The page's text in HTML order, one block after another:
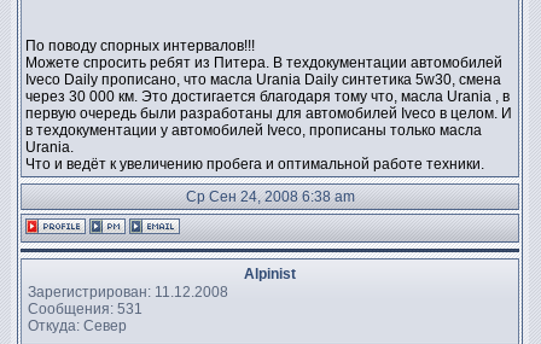
По поводу спорных интервалов!!!
Можете спросить ребят из Питера. В техдокументации автомобилей
Iveco Daily прописано, что масла Urania Daily синтетика 5w30, смена
через 30 000 км. Это достигается благодаря тому что, масла Urania , в
первую очередь были разработаны для автомобилей Iveco в целом. И
в техдокументации у автомобилей Iveco, прописаны только масла
Urania.
Что и ведёт к увеличению пробега и оптимальной работе техники.
Ср Сен 24, 2008 6:38 am
Alpinist
Зарегистрирован: 11.12.2008
Сообщения: 531
Откуда: Север